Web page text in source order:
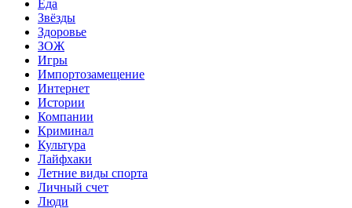
Еда
Звёзды
Здоровье
ЗОЖ
Игры
Импортозамещение
Интернет
Истории
Компании
Криминал
Культура
Лайфхаки
Летние виды спорта
Личный счет
Люди